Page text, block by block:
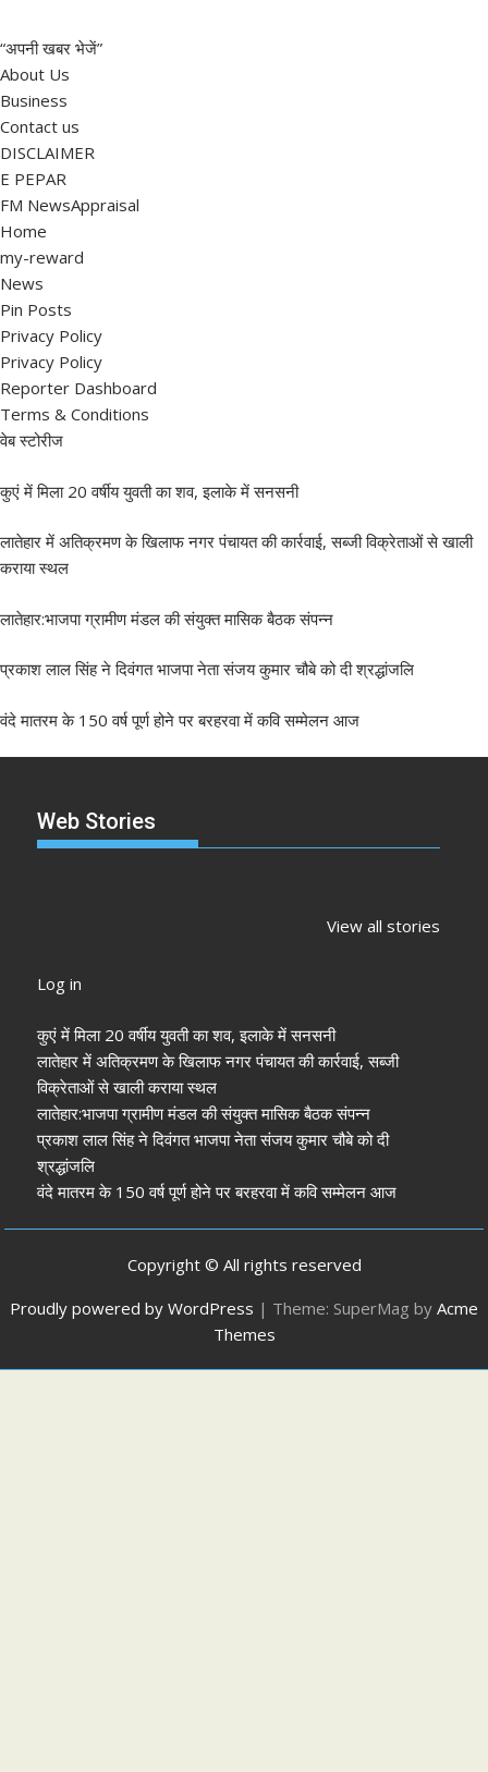
“अपनी खबर भेजें”
About Us
Business
Contact us
DISCLAIMER
E PEPAR
FM NewsAppraisal
Home
my-reward
News
Pin Posts
Privacy Policy
Privacy Policy
Reporter Dashboard
Terms & Conditions
वेब स्टोरीज
कुएं में मिला 20 वर्षीय युवती का शव, इलाके में सनसनी
लातेहार में अतिक्रमण के खिलाफ नगर पंचायत की कार्रवाई, सब्जी विक्रेताओं से खाली
कराया स्थल
लातेहार:भाजपा ग्रामीण मंडल की संयुक्त मासिक बैठक संपन्न
प्रकाश लाल सिंह ने दिवंगत भाजपा नेता संजय कुमार चौबे को दी श्रद्धांजलि
वंदे मातरम के 150 वर्ष पूर्ण होने पर बरहरवा में कवि सम्मेलन आज
Web Stories
View all stories
तस्वीर साफ
‘संविधान बचाओ रैली’:
पलक तिवारी
Log in
कुएं में मिला 20 वर्षीय युवती का शव, इलाके में सनसनी
लातेहार में अतिक्रमण के खिलाफ नगर पंचायत की कार्रवाई, सब्जी
विक्रेताओं से खाली कराया स्थल
लातेहार:भाजपा ग्रामीण मंडल की संयुक्त मासिक बैठक संपन्न
प्रकाश लाल सिंह ने दिवंगत भाजपा नेता संजय कुमार चौबे को दी
श्रद्धांजलि
वंदे मातरम के 150 वर्ष पूर्ण होने पर बरहरवा में कवि सम्मेलन आज
Copyright © All rights reserved
Proudly powered by WordPress | Theme: SuperMag by Acme
Themes